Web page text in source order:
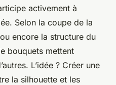
activement à
Selon la coupe de la
encore la structure du
bouquets mettent
L’idée ? Créer une
la silhouette et les